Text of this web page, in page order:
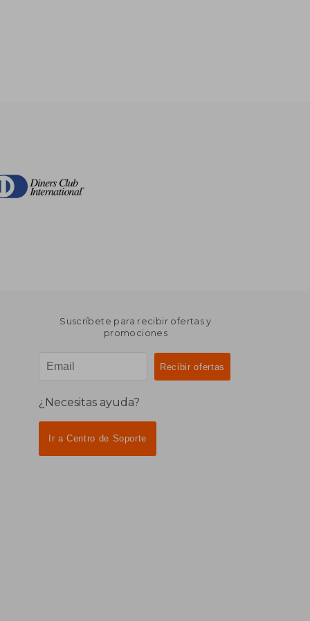
Suscríbete para recibir ofertas y
promociones
¿Necesitas ayuda?
Ir a Centro de Soporte